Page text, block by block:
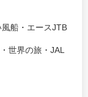
船・エースJTB
世界の旅・JAL